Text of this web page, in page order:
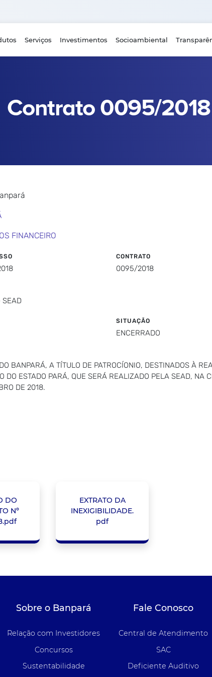
Serviços Investimentos Socioambiental
Contrato 0095/2018
FINANCEIRO
CONTRATO
0095/2018
SEAD
SITUAÇÃO
ENCERRADO
BANPARÁ, A TÍTULO DE PATROCÍONIO, DESTINADOS À
DO ESTADO PARÁ, QUE SERÁ REALIZADO PELA SEAD, NA
DE 2018.
DO
Nº
EXTRATO DA
INEXIGIBILIDADE.
pdf
Sobre o Banpará
Relação com Investidores
Concursos
Sustentabilidade
Fale Conosco
Central de Atendimento
SAC
Deficiente Auditivo